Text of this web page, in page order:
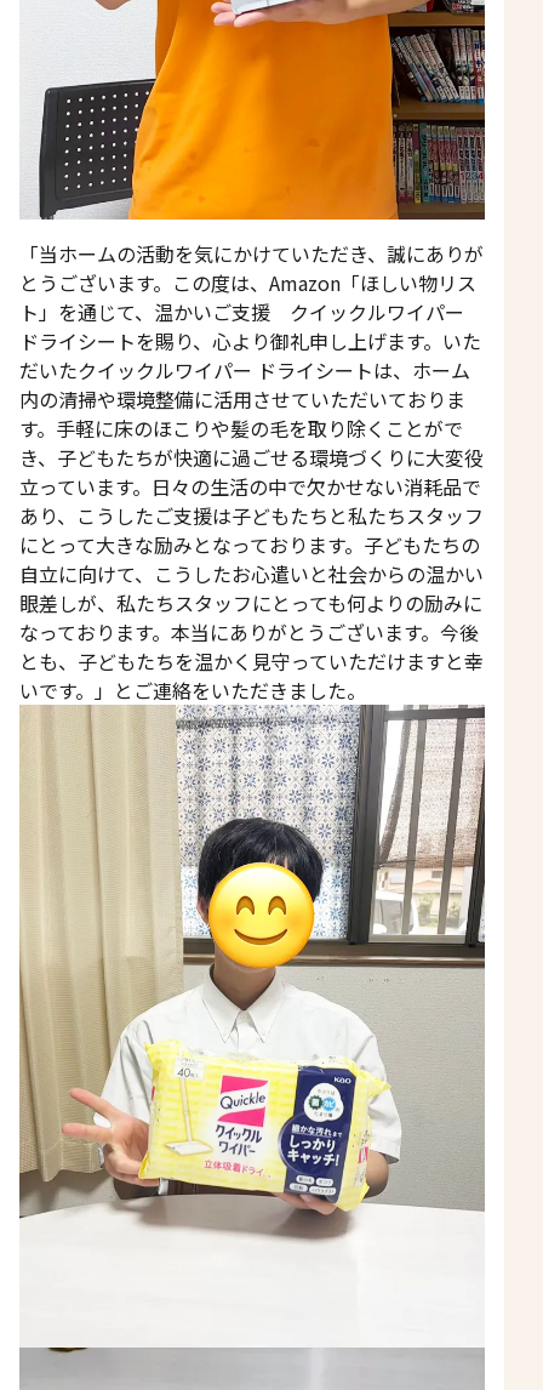
「当ホームの活動を気にかけていただき、誠にありが
とうございます。この度は、Amazon「ほしい物リス
ト」を通じて、温かいご支援 クイックルワイパー
ドライシートを賜り、心より御礼申し上げます。いた
だいたクイックルワイパー ドライシートは、ホーム
内の清掃や環境整備に活用させていただいておりま
す。手軽に床のほこりや髪の毛を取り除くことがで
き、子どもたちが快適に過ごせる環境づくりに大変役
立っています。日々の生活の中で欠かせない消耗品で
あり、こうしたご支援は子どもたちと私たちスタッフ
にとって大きな励みとなっております。子どもたちの
自立に向けて、こうしたお心遣いと社会からの温かい
眼差しが、私たちスタッフにとっても何よりの励みに
なっております。本当にありがとうございます。今後
とも、子どもたちを温かく見守っていただけますと幸
いです。」とご連絡をいただきました。